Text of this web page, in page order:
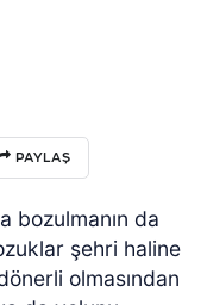
PAYLAŞ
bozulmanın da
şehri haline
olmasından